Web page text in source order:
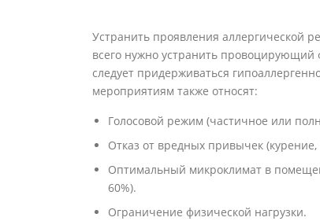
Устранить проявления аллергической
всего нужно устранить провоцирующий
следует придерживаться
мероприятиям также относят:
Голосовой режим (частичное или
Отказ от вредных привычек (курение,
Оптимальный микроклимат в
60%).
Ограничение физической нагрузки.